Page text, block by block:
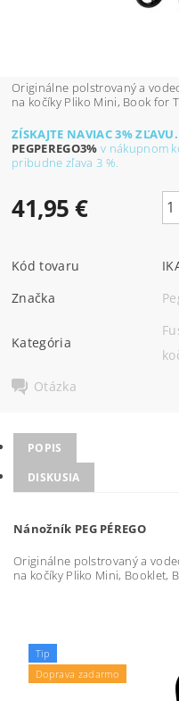
Originálne polstrovaný a
na kočíky Pliko Mini, Book for
ZÍSKAJTE NAVIAC 3% ZĽAVU.
PEGPEREGO3% v nákupnom
pribudne zľava 3 %.
41,95 €
Kód tovaru
Značka
Kategória
Otázka
POPIS
DISKUSIA
Nánožník PEG PÉREGO
Originálne polstrovaný a
na kočíky Pliko Mini, Booklet,
Tip
Doprava zadarmo